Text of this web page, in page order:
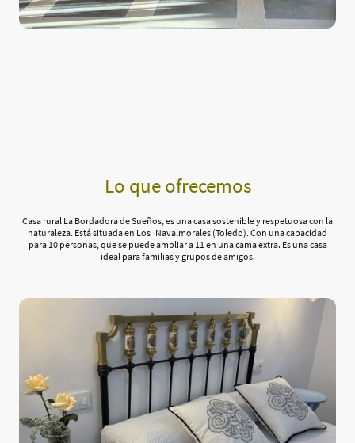
Lo que ofrecemos
Casa rural La Bordadora de Sueños, es una casa sostenible y respetuosa con la
naturaleza. Está situada en Los Navalmorales (Toledo). Con una capacidad
para 10 personas, que se puede ampliar a 11 en una cama extra. Es una casa
ideal para familias y grupos de amigos.